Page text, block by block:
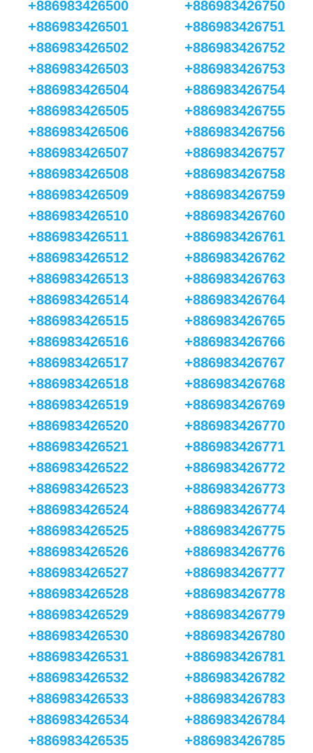
+886983426500
+886983426501
+886983426502
+886983426503
+886983426504
+886983426505
+886983426506
+886983426507
+886983426508
+886983426509
+886983426510
+886983426511
+886983426512
+886983426513
+886983426514
+886983426515
+886983426516
+886983426517
+886983426518
+886983426519
+886983426520
+886983426521
+886983426522
+886983426523
+886983426524
+886983426525
+886983426526
+886983426527
+886983426528
+886983426529
+886983426530
+886983426531
+886983426532
+886983426533
+886983426534
+886983426535
+886983426750
+886983426751
+886983426752
+886983426753
+886983426754
+886983426755
+886983426756
+886983426757
+886983426758
+886983426759
+886983426760
+886983426761
+886983426762
+886983426763
+886983426764
+886983426765
+886983426766
+886983426767
+886983426768
+886983426769
+886983426770
+886983426771
+886983426772
+886983426773
+886983426774
+886983426775
+886983426776
+886983426777
+886983426778
+886983426779
+886983426780
+886983426781
+886983426782
+886983426783
+886983426784
+886983426785